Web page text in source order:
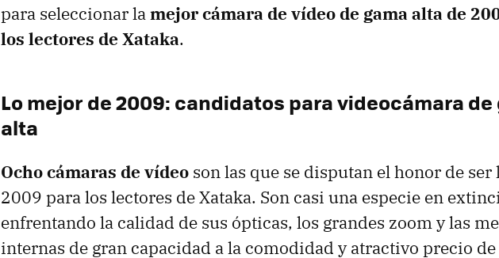
para seleccionar lamejor cámara de vídeo de gama alta de
los lectores de Xataka.
Lo mejor de 2009: candidatos para videocámara de
alta
Ocho cámaras de vídeo son las que se disputan el honor de ser
2009 para los lectores de Xataka. Son casi una especie en
enfrentando la calidad de sus ópticas, los grandes zoom y las
internas de gran capacidad a la comodidad y atractivo precio de